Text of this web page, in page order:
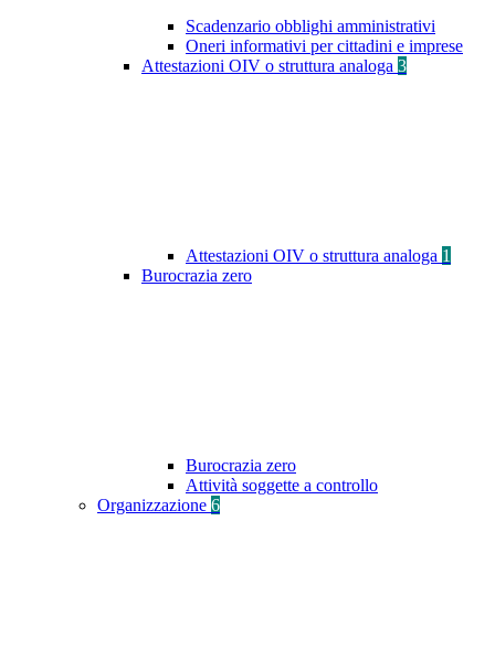
Scadenzario obblighi amministrativi
Oneri informativi per cittadini e imprese
Attestazioni OIV o struttura analoga 3
Attestazioni OIV o struttura analoga 1
Burocrazia zero
Burocrazia zero
Attività soggette a controllo
Organizzazione 6